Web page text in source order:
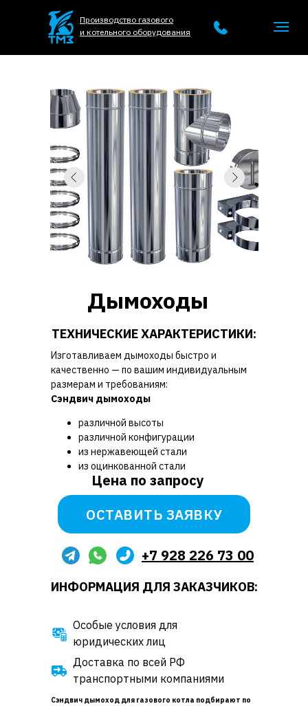
Производство газового
и котельного оборудования
Дымоходы
Цена по запросу
Сэндвич дымоход для газового котла подбирают по
ОСТАВИТЬ ЗАЯВКУ
Изготавливаем дымоходы быстро и
качественно — по вашим индивидуальным
размерам и требованиям:
Сэндвич дымоходы
различной высоты
различной конфигурации
из нержавеющей стали
из оцинкованной стали
ТЕХНИЧЕСКИЕ ХАРАКТЕРИСТИКИ:
ИНФОРМАЦИЯ ДЛЯ ЗАКАЗЧИКОВ:
Особые условия для
юридических лиц
Доставка по всей РФ
транспортными компаниями
+7 928 226 73 00